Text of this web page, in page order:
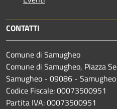
CONTATTI
Comune di Samugheo
Comune di Samugheo, Piazza
Samugheo - 09086 - Samugheo
Codice Fiscale: 00073500951
Partita IVA: 00073500951